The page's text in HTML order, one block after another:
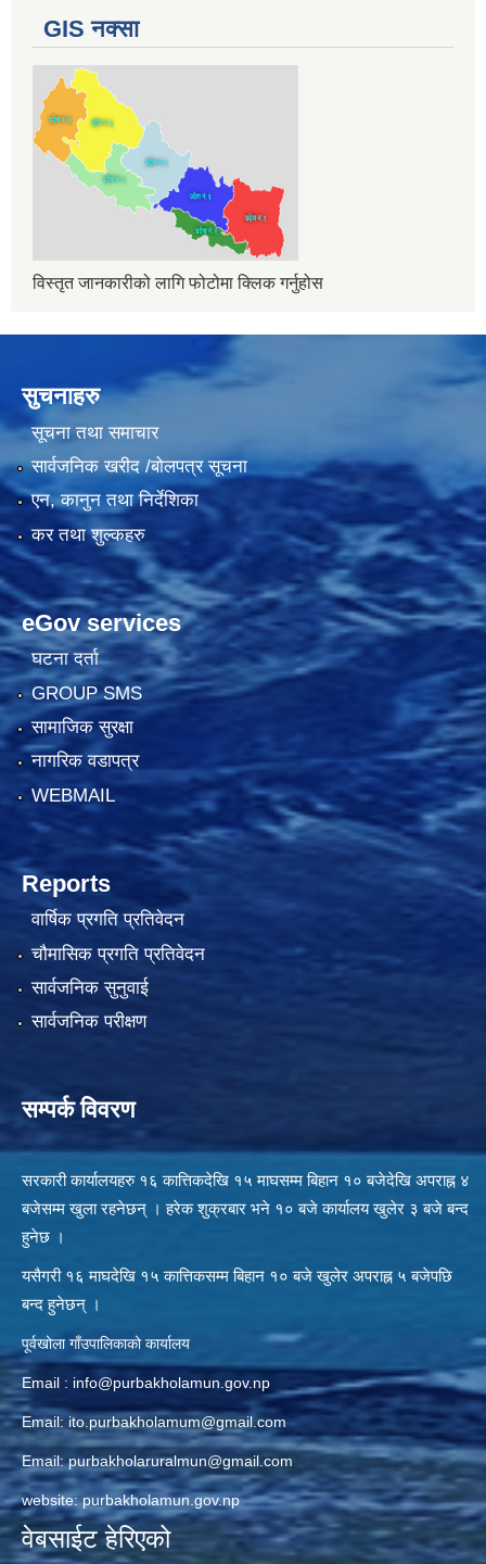
GIS नक्सा
विस्तृत जानकारीको लागि फोटोमा क्लिक गर्नुहोस
सुचनाहरु
सूचना तथा समाचार
सार्वजनिक खरीद /बोलपत्र सूचना
एन, कानुन तथा निर्देशिका
कर तथा शुल्कहरु
eGov services
घटना दर्ता
GROUP SMS
सामाजिक सुरक्षा
नागरिक वडापत्र
WEBMAIL
Reports
वार्षिक प्रगति प्रतिवेदन
चौमासिक प्रगति प्रतिवेदन
सार्वजनिक सुनुवाई
सार्वजनिक परीक्षण
सम्पर्क विवरण
सरकारी कार्यालयहरु १६ कात्तिकदेखि १५ माघसम्म बिहान १० बजेदेखि अपराह्न ४
बजेसम्म खुला रहनेछन् । हरेक शुक्रबार भने १० बजे कार्यालय खुलेर ३ बजे बन्द
हुनेछ ।
यसैगरी १६ माघदेखि १५ कात्तिकसम्म बिहान १० बजे खुलेर अपराह्न ५ बजेपछि
बन्द हुनेछन् ।
पूर्वखोला गाँउपालिकाको कार्यालय
Email : info@purbakholamun.gov.np
Email: ito.purbakholamum@gmail.com
Email:purbakholaruralmun@gmail.com
website: purbakholamun.gov.np
वेबसाईट हेरिएको